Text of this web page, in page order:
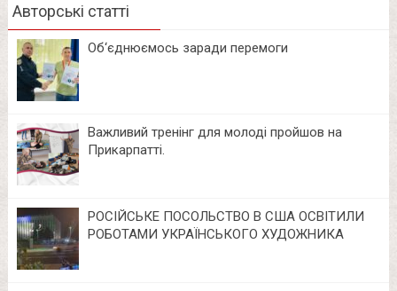
Авторські статті
Об‘єднюємось заради перемоги
Важливий тренінг для молоді пройшов на
Прикарпатті.
РОСІЙСЬКЕ ПОСОЛЬСТВО В США ОСВІТИЛИ
РОБОТАМИ УКРАЇНСЬКОГО ХУДОЖНИКА